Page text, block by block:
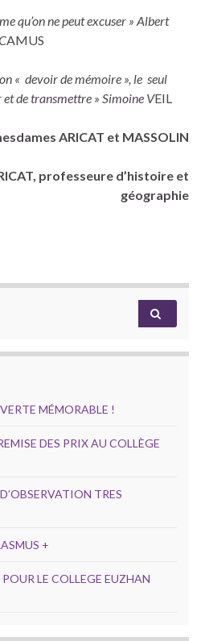
qu’on ne peut excuser » Albert
AMUS
« devoir de mémoire », le seul
et de transmettre » Simoine VEIL
ARICAT et MASSOLIN
professeure d’histoire et
géographie
MÉMORABLE !
DES PRIX AU COLLÈGE
TRES
+
LE COLLEGE EUZHAN